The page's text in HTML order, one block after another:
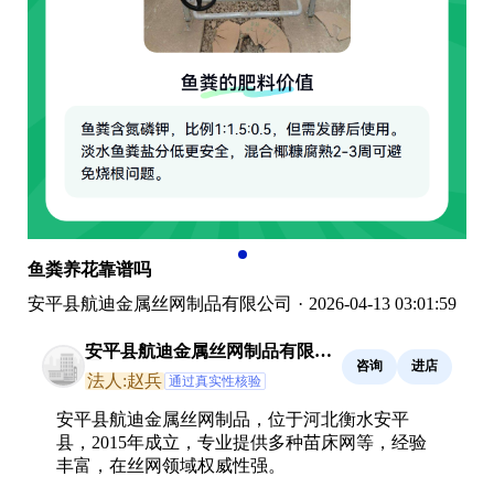
鱼粪养花靠谱吗
安平县航迪金属丝网制品有限公司 · 2026-04-13 03:01:59
安平县航迪金属丝网制品有限公
司
法人:赵兵 通过真实性核验
咨询 进店
安平县航迪金属丝网制品，位于河北衡水安平
县，2015年成立，专业提供多种苗床网等，经验
丰富，在丝网领域权威性强。